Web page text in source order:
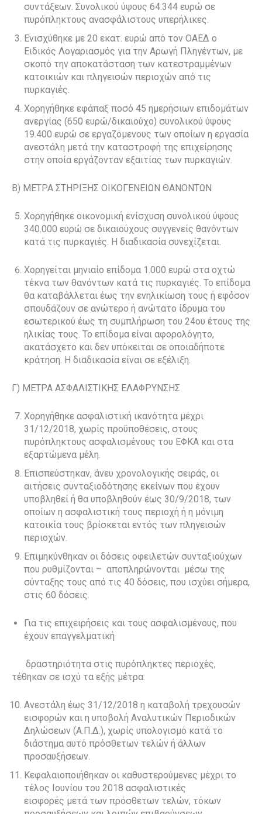
συντάξεων. Συνολικού ύψους 64.344 ευρώ σε
πυρόπληκτους ανασφάλιστους υπερήλικες.
Ενισχύθηκε με 20 εκατ. ευρώ από τον ΟΑΕΔ ο
Ειδικός Λογαριασμός για την Αρωγή Πληγέντων, με
σκοπό την αποκατάσταση των κατεστραμμένων
κατοικιών και πληγεισών περιοχών από τις
πυρκαγιές.
Χορηγήθηκε εφάπαξ ποσό 45 ημερήσιων επιδομάτων
ανεργίας (650 ευρώ/δικαιούχο) συνολικού ύψους
19.400 ευρώ σε εργαζόμενους των οποίων η εργασία
ανεστάλη μετά την καταστροφή της επιχείρησης
στην οποία εργάζονταν εξαιτίας των πυρκαγιών.
Β) ΜΕΤΡΑ ΣΤΗΡΙΞΗΣ ΟΙΚΟΓΕΝΕΙΩΝ ΘΑΝΟΝΤΩΝ
Χορηγήθηκε οικονομική ενίσχυση συνολικού ύψους
340.000 ευρώ σε δικαιούχους συγγενείς θανόντων
κατά τις πυρκαγιές. Η διαδικασία συνεχίζεται.
Χορηγείται μηνιαίο επίδομα 1.000 ευρώ στα οχτώ
τέκνα των θανόντων κατά τις πυρκαγιές. Το επίδομα
θα καταβάλλεται έως την ενηλικίωση τους ή εφόσον
σπουδάζουν σε ανώτερο ή ανώτατο ίδρυμα του
εσωτερικού έως τη συμπλήρωση του 24ου έτους της
ηλικίας τους. Το επίδομα είναι αφορολόγητο,
ακατάσχετο και δεν υπόκειται σε οποιαδήποτε
κράτηση. Η διαδικασία είναι σε εξέλιξη.
Γ) ΜΕΤΡΑ ΑΣΦΑΛΙΣΤΙΚΗΣ ΕΛΑΦΡΥΝΣΗΣ
Χορηγήθηκε ασφαλιστική ικανότητα μέχρι
31/12/2018, χωρίς προϋποθέσεις, στους
πυρόπληκτους ασφαλισμένους του ΕΦΚΑ και στα
εξαρτώμενα μέλη.
Επισπεύστηκαν, άνευ χρονολογικής σειράς, οι
αιτήσεις συνταξιοδότησης εκείνων που έχουν
υποβληθεί ή θα υποβληθούν έως 30/9/2018, των
οποίων η ασφαλιστική τους περιοχή ή η μόνιμη
κατοικία τους βρίσκεται εντός των πληγεισών
περιοχών.
Επιμηκύνθηκαν οι δόσεις οφειλετών συνταξιούχων
που ρυθμίζονται – αποπληρώνονται μέσω της
σύνταξης τους από τις 40 δόσεις, που ισχύει σήμερα,
στις 60 δόσεις.
Για τις επιχειρήσεις και τους ασφαλισμένους, που
έχουν επαγγελματική
δραστηριότητα στις πυρόπληκτες περιοχές,
τέθηκαν σε ισχύ τα εξής μέτρα:
Ανεστάλη έως 31/12/2018 η καταβολή τρεχουσών
εισφορών και η υποβολή Αναλυτικών Περιοδικών
Δηλώσεων (Α.Π.Δ.), χωρίς υπολογισμό κατά το
διάστημα αυτό πρόσθετων τελών ή άλλων
προσαυξήσεων.
Κεφαλαιοποιήθηκαν οι καθυστερούμενες μέχρι το
τέλος Ιουνίου του 2018 ασφαλιστικές
εισφορές μετά των πρόσθετων τελών, τόκων